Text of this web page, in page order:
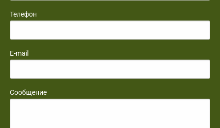
Телефон
E-mail
Сообщение